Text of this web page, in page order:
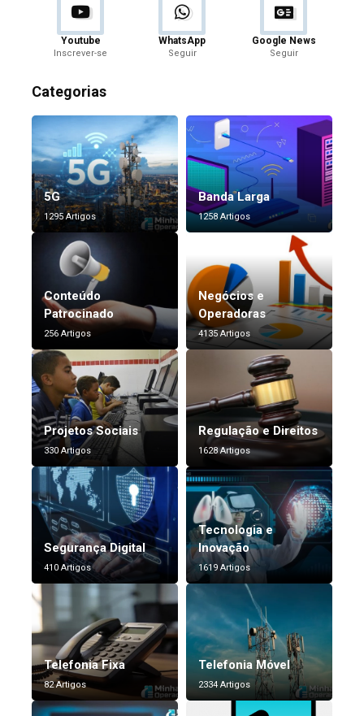
Youtube
Inscrever-se
WhatsApp
Seguir
Google News
Seguir
Categorias
5G
1295 Artigos
Banda Larga
1258 Artigos
Conteúdo
Patrocinado
256 Artigos
Negócios e
Operadoras
4135 Artigos
Projetos Sociais
330 Artigos
Regulação e Direitos
1628 Artigos
Segurança Digital
410 Artigos
Tecnologia e
Inovação
1619 Artigos
Telefonia Fixa
82 Artigos
Telefonia Móvel
2334 Artigos